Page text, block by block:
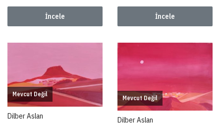
İncele İncele
Mevcut Değil
Dilber Aslan
Mevcut Değil
Dilber Aslan